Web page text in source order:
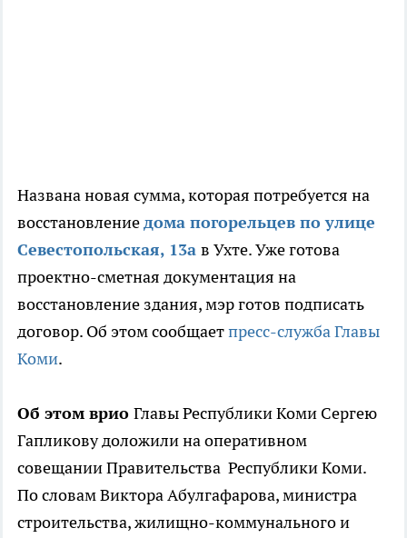
Названа новая сумма, которая потребуется на
восстановлениедома погорельцев по улице
Севестопольская, 13а в Ухте. Уже готова
проектно-сметная документация на
восстановление здания, мэр готов подписать
договор. Об этом сообщаетпресс-служба Главы
Коми.
Об этом врио Главы Республики Коми Сергею
Гапликову доложили на оперативном
совещании Правительства Республики Коми.
По словам Виктора Абулгафарова, министра
строительства, жилищно-коммунального и